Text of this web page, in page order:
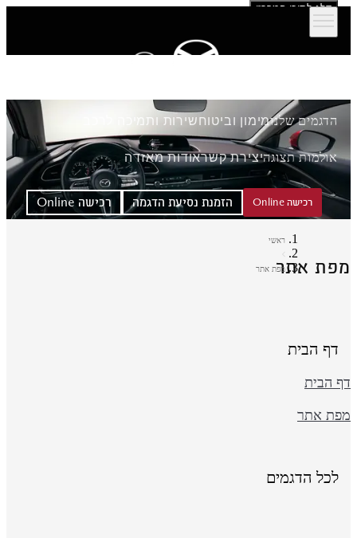
דלג לתוכן המרכזי
הדגמים שלנומימון וביטוחשירות ותמיכה לרכב
אולמות תצוגהיצירת קשראודות מאזדה
רכישה Online הזמנת נסיעת הדגמה רכישה Online
ראשי
מפת אתראתר
דף הבית
הבית
אתר
לכל הדגמים